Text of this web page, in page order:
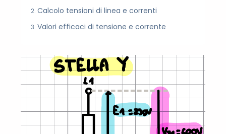
Calcolo tensioni di linea e correnti
Valori efficaci di tensione e corrente